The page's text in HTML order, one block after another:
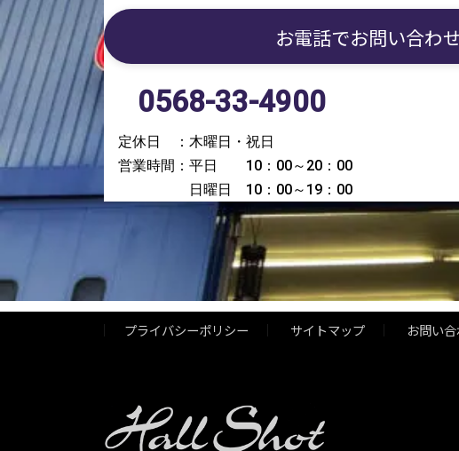
お電話でお問い合わせ
0568-33-4900
定休日 ：木曜日・祝日
営業時間：平日 10：00～20：00
日曜日 10：00～19：00
プライバシーポリシー サイトマップ お問い